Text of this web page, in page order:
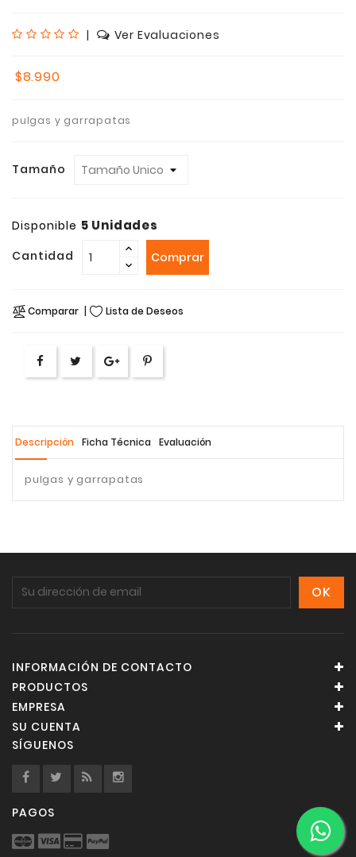
| Ver Evaluaciones
$8.990
pulgas y garrapatas
Tamaño
Disponible 5 Unidades
Cantidad Comprar
Comparar Lista de Deseos
Descripción Ficha Técnica Evaluación
pulgas y garrapatas
INFORMACIÓN DE CONTACTO
PRODUCTOS
EMPRESA
SU CUENTA
SÍGUENOS
PAGOS